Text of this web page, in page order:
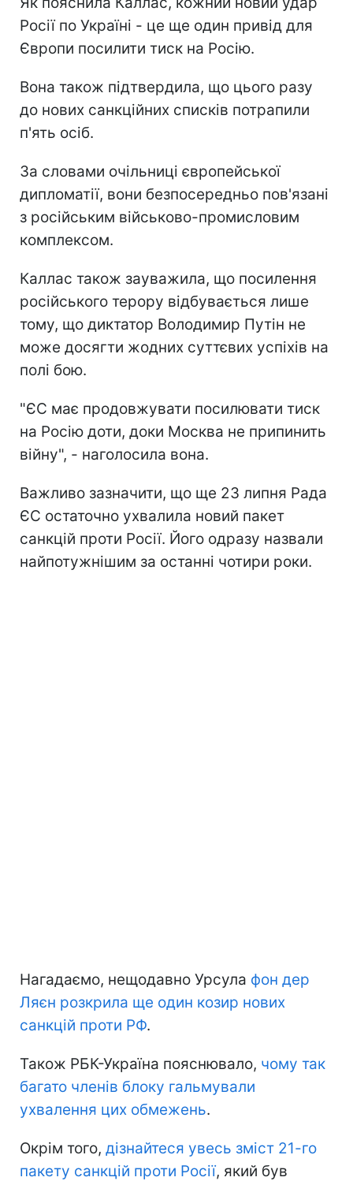
Росії по Україні - це ще один привід для
Європи посилити тиск на Росію.
Вона також підтвердила, що цього разу
до нових санкційних списків потрапили
п'ять осіб.
За словами очільниці європейської
дипломатії, вони безпосередньо пов'язані
з російським військово-промисловим
комплексом.
Каллас також зауважила, що посилення
російського терору відбувається лише
тому, що диктатор Володимир Путін не
може досягти жодних суттєвих успіхів на
полі бою.
"ЄС має продовжувати посилювати тиск
на Росію доти, доки Москва не припинить
війну", - наголосила вона.
Важливо зазначити, що ще 23 липня Рада
ЄС остаточно ухвалила новий пакет
санкцій проти Росії. Його одразу назвали
найпотужнішим за останні чотири роки.
Нагадаємо, нещодавно Урсула фон дер
Ляєн розкрила ще один козир нових
санкцій проти РФ.
Також РБК-Україна пояснювало, чому так
багато членів блоку гальмували
ухвалення цих обмежень.
Окрім того, дізнайтеся увесь зміст 21-го
пакету санкцій проти Росії, який був